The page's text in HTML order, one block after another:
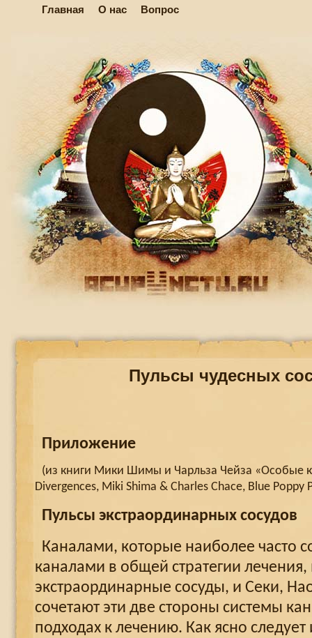
Главная О нас Вопрос
Пульсы чудесных
Приложение
(из книги Мики Шимы и Чарльза Чейза «Особые
Divergences, Miki Shima & Charles Chace, Blue Poppy
Пульсы экстраординарных сосудов
Каналами, которые наиболее часто
каналами в общей стратегии лечения,
экстраординарные сосуды, и Секи,
сочетают эти две стороны системы
подходах к лечению. Как ясно